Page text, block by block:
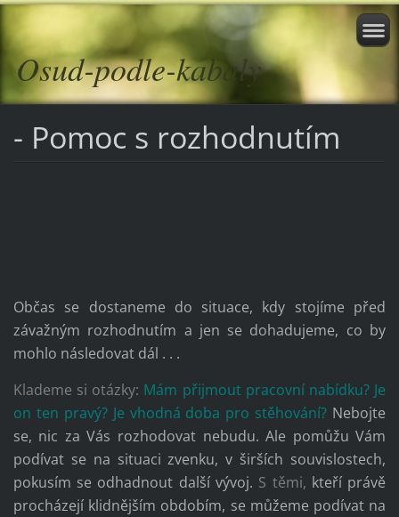
Osud-podle-kabaly
- Pomoc s rozhodnutím
Občas se dostaneme do situace, kdy stojíme před
závažným rozhodnutím a jen se dohadujeme, co by
mohlo následovat dál . . .
Klademe si otázky: Mám přijmout pracovní nabídku? Je
on ten pravý? Je vhodná doba pro stěhování? Nebojte
se, nic za Vás rozhodovat nebudu. Ale pomůžu Vám
podívat se na situaci zvenku, v širších souvislostech,
pokusím se odhadnout další vývoj. S těmi, kteří právě
procházejí klidnějším obdobím, se můžeme podívat na